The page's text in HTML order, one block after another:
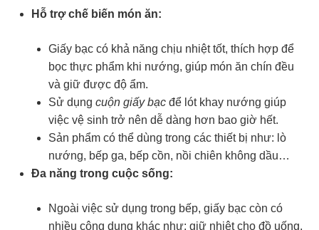
Hỗ trợ chế biến món ăn:
Giấy bạc có khả năng chịu nhiệt tốt, thích hợp để
bọc thực phẩm khi nướng, giúp món ăn chín đều
và giữ được độ ẩm.
Sử dụng cuộn giấy bạc để lót khay nướng giúp
việc vệ sinh trở nên dễ dàng hơn bao giờ hết.
Sản phẩm có thể dùng trong các thiết bị như: lò
nướng, bếp ga, bếp cồn, nồi chiên không dầu…
Đa năng trong cuộc sống:
Ngoài việc sử dụng trong bếp, giấy bạc còn có
nhiều công dụng khác như: giữ nhiệt cho đồ uống,